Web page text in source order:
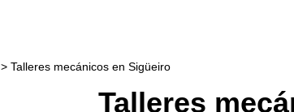
> Talleres mecánicos en Sigüeiro
Talleres